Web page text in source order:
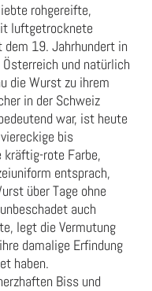
rohgereifte,
luftgetrocknete
19. Jahrhundert in
und natürlich
die Wurst zu ihrem
in der Schweiz
war, ist heute
bis
kräftig-rote Farbe,
entsprach,
über Tage ohne
auch
legt die Vermutung
damalige Erfindung
haben.
Biss und